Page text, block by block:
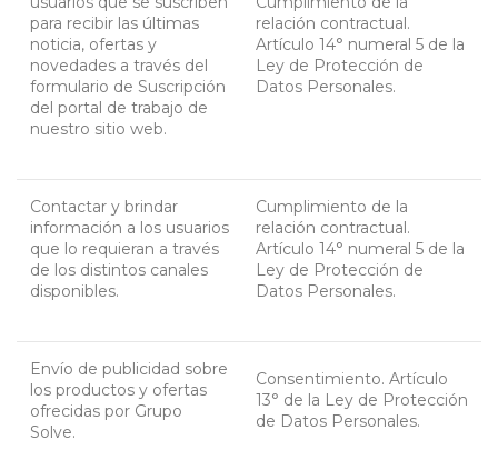
para recibir las últimas
noticia, ofertas y
novedades a través del
formulario de Suscripción
del portal de trabajo de
nuestro sitio web.
relación contractual.
Artículo 14° numeral 5 de la
Ley de Protección de
Datos Personales.
Contactar y brindar
información a los usuarios
que lo requieran a través
de los distintos canales
disponibles.
Cumplimiento de la
relación contractual.
Artículo 14° numeral 5 de la
Ley de Protección de
Datos Personales.
Envío de publicidad sobre
los productos y ofertas
ofrecidas por Grupo
Solve.
Consentimiento. Artículo
13° de la Ley de Protección
de Datos Personales.